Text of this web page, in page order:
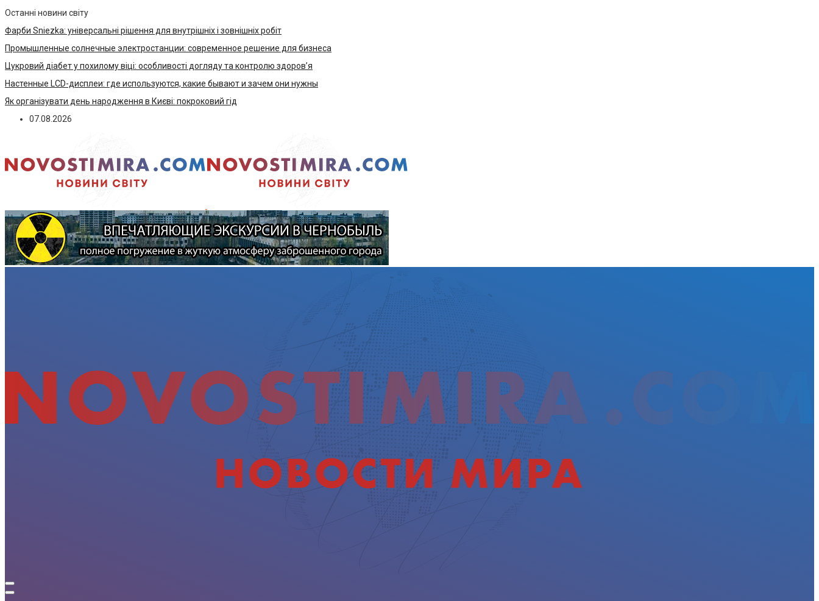
Останні новини світу
Фарби Sniezka: універсальні рішення для внутрішніх і зовнішніх робіт
Промышленные солнечные электростанции: современное решение для бизнеса
Цукровий діабет у похилому віці: особливості догляду та контролю здоров’я
Настенные LCD-дисплеи: где используются, какие бывают и зачем они нужны
Як організувати день народження в Києві: покроковий гід
07.08.2026